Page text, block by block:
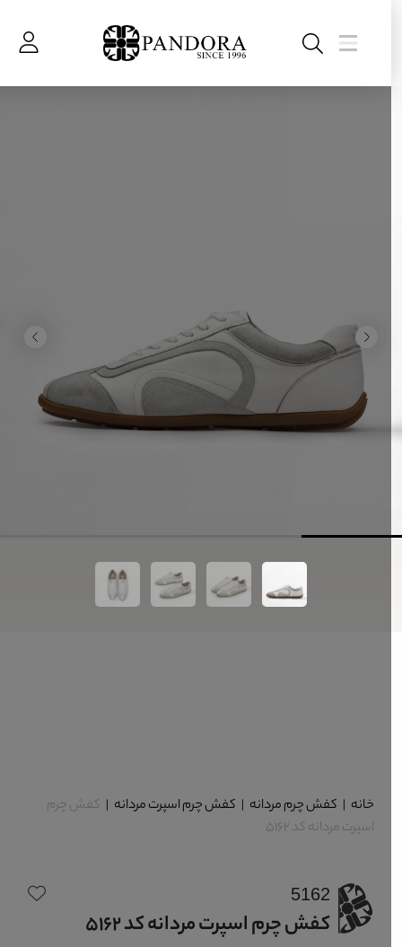
خانه | کفش چرم مردانه| کفش چرم اسپرت مردانه| کفش چرم
اسپرت مردانه کد 5162
5162
کفش چرم اسپرت مردانه کد 5162